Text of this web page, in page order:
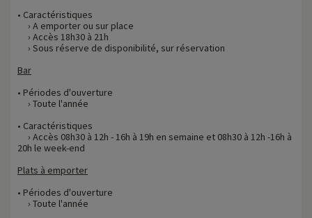
• Caractéristiques
› A emporter ou sur place
› Accès 18h30 à 21h
› Sous réserve de disponibilité, sur réservation
Bar
• Périodes d'ouverture
› Toute l'année
• Caractéristiques
› Accès 08h30 à 12h - 16h à 19h en semaine et 08h30 à 12h -16h à
20h le week-end
Plats à emporter
• Périodes d'ouverture
› Toute l'année